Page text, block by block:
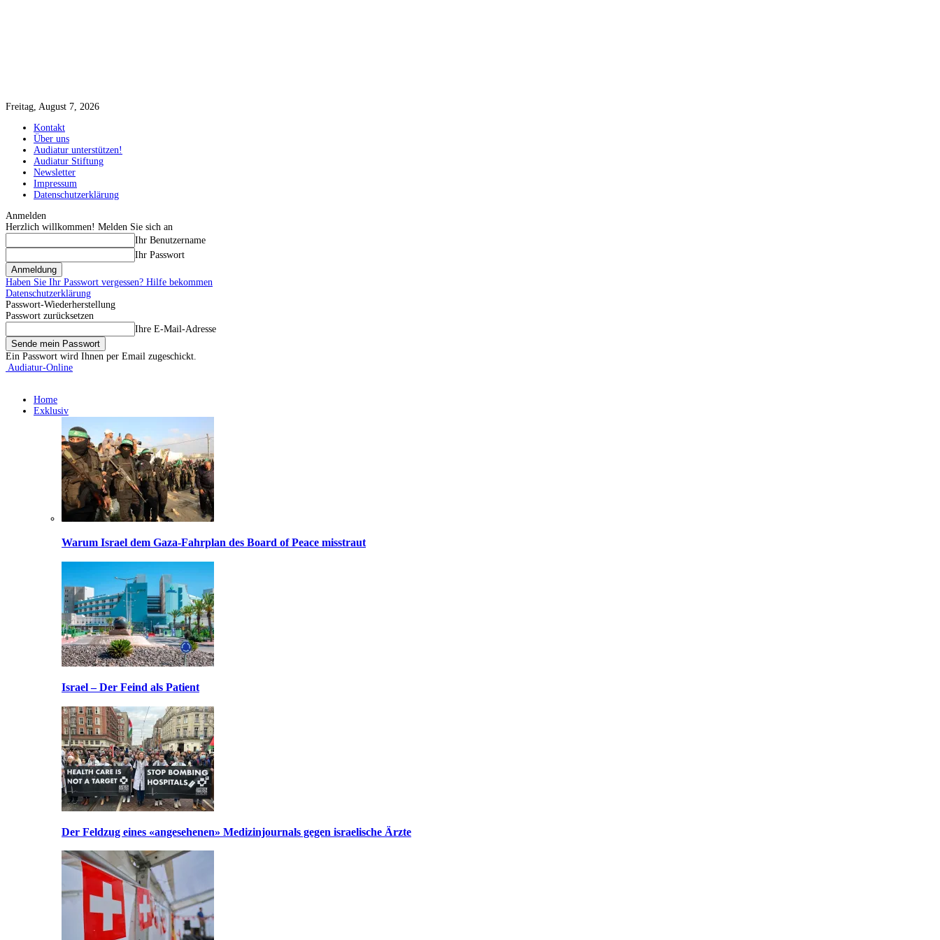
Freitag, August 7, 2026
Kontakt
Über uns
Audiatur unterstützen!
Audiatur Stiftung
Newsletter
Impressum
Datenschutzerklärung
Anmelden
Herzlich willkommen! Melden Sie sich an
Ihr Benutzername
Ihr Passwort
Haben Sie Ihr Passwort vergessen? Hilfe bekommen
Datenschutzerklärung
Passwort-Wiederherstellung
Passwort zurücksetzen
Ihre E-Mail-Adresse
Ein Passwort wird Ihnen per Email zugeschickt.
Audiatur-Online
Home
Exklusiv
Warum Israel dem Gaza-Fahrplan des Board of Peace misstraut
Israel – Der Feind als Patient
Der Feldzug eines «angesehenen» Medizinjournals gegen israelische Ärzte